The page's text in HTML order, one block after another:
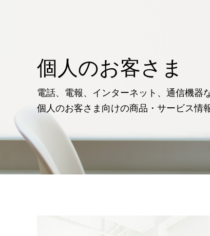
個人のお客さま
電話、電報、インターネット、通信機器な
個人のお客さま向けの商品・サービス情